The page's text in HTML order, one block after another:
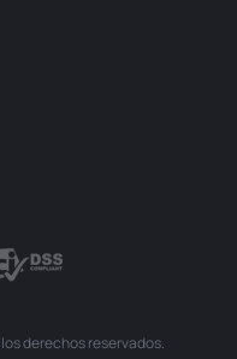
derechos reservados.